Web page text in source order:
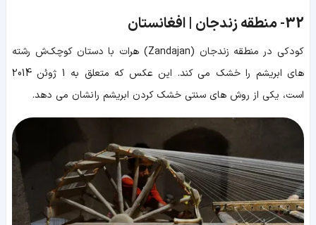
32- منطقه زندجان | افغانستان
کودکی در منطقه زندجان (Zandajan) هرات با دستان کوچک‌ش رشته
های ابریشم را خشک می کند. این عکس که متعلق به 1 ژوئن 2014
است، یکی از روش های سنتی خشک کردن ابریشم را نشان می دهد.